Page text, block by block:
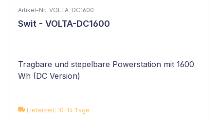
Artikel-Nr.: VOLTA-DC1600
Swit - VOLTA-DC1600
Tragbare und stepelbare Powerstation mit 1600
Wh (DC Version)
Lieferzeit: 10-14 Tage